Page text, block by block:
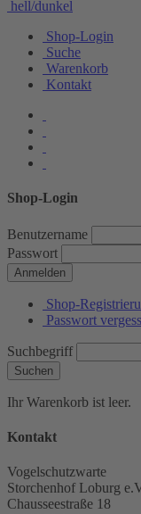
hell/dunkel
Shop-Login
Suche
Warenkorb
Kontakt
Shop-Login
Benutzername
Passwort
Anmelden
Shop-
Passwort
Suchbegriff
Suchen
Ihr Warenkorb ist leer.
Kontakt
Vogelschutzwarte
Storchenhof Loburg
Chausseestraße 18